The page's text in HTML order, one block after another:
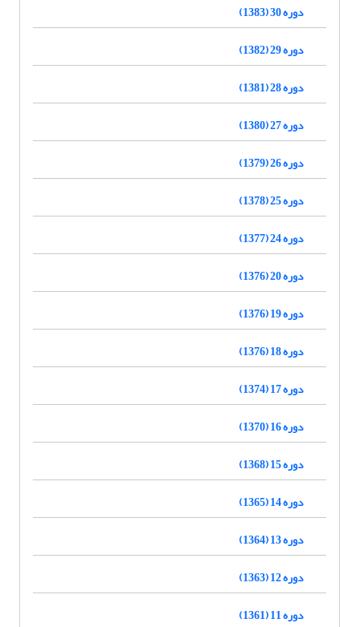
دوره 30 (1383)
دوره 29 (1382)
دوره 28 (1381)
دوره 27 (1380)
دوره 26 (1379)
دوره 25 (1378)
دوره 24 (1377)
دوره 20 (1376)
دوره 19 (1376)
دوره 18 (1376)
دوره 17 (1374)
دوره 16 (1370)
دوره 15 (1368)
دوره 14 (1365)
دوره 13 (1364)
دوره 12 (1363)
دوره 11 (1361)